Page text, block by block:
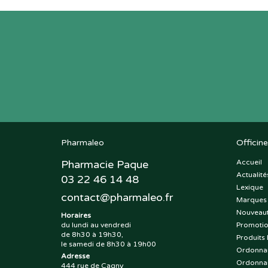
Pharmaleo
Pharmacie Paque
03 22 46 14 48
contact@pharmaleo.fr
Horaires
du lundi au vendredi
de 8h30 à 19h30,
le samedi de 8h30 à 19h00
Adresse
444 rue de Cagny
Officine
Accueil
Lexique
Produits